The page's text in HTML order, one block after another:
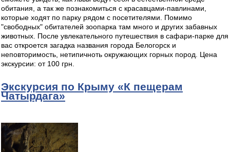
обитания, а так же познакомиться с красавцами-павлинами,
которые ходят по парку рядом с посетителями. Помимо
"свободных" обитателей зоопарка там много и других забавных
животных. После увлекательного путешествия в сафари-парке для
вас откроется загадка названия города Белогорск и
неповторимость, нетипичноть окружающих горных пород. Цена
экскурсии: от 100 грн.
Экскурсия по Крыму «К пещерам
Чатырдага»